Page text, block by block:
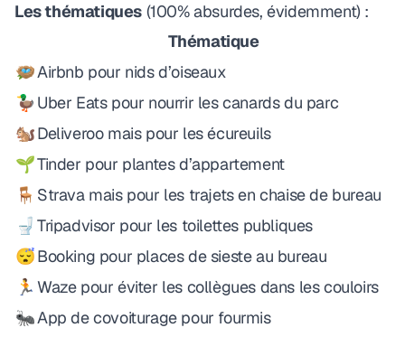
Les thématiques (100% absurdes, évidemment) :
Thématique
🪺Airbnb pour nids d’oiseaux
🦆 Uber Eats pour nourrir les canards du parc
🐿️Deliveroo mais pour les écureuils
🌱Tinder pour plantes d’appartement
🪑 Strava mais pour les trajets en chaise de bureau
🚽 Tripadvisor pour les toilettes publiques
😴Booking pour places de sieste au bureau
🏃 Waze pour éviter les collègues dans les couloirs
🐜App de covoiturage pour fourmis